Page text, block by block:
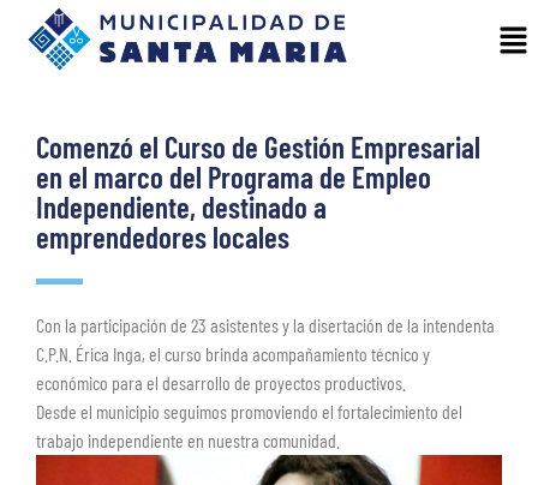
Comenzó el Curso de Gestión Empresarial
en el marco del Programa de Empleo
Independiente, destinado a
emprendedores locales
Con la participación de 23 asistentes y la disertación de la intendenta
C.P.N. Érica Inga, el curso brinda acompañamiento técnico y
económico para el desarrollo de proyectos productivos.
Desde el municipio seguimos promoviendo el fortalecimiento del
trabajo independiente en nuestra comunidad.